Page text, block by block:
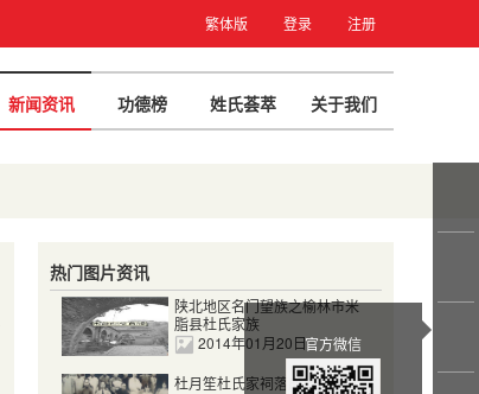
繁体版 登录 注册
新闻资讯 功德榜 姓氏荟萃 关于我们
热门图片资讯
陕北地区名门望族之榆林市米
脂县杜氏家族
2014年01月20日
杜月笙杜氏家祠落成摄影留念
官方微信